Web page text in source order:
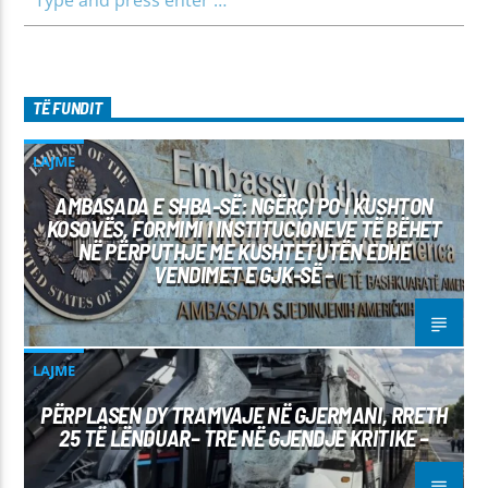
TË FUNDIT
LAJME
AMBASADA E SHBA-SË: NGËRÇI PO I KUSHTON
KOSOVËS, FORMIMI I INSTITUCIONEVE TË BËHET
NË PËRPUTHJE ME KUSHTETUTËN EDHE
VENDIMET E GJK-SË –
LAJME
PËRPLASEN DY TRAMVAJE NË GJERMANI, RRETH
25 TË LËNDUAR– TRE NË GJENDJE KRITIKE –